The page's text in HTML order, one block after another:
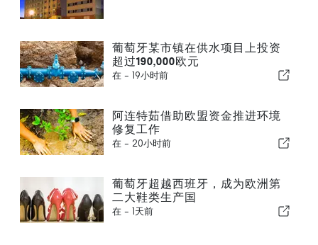
葡萄牙某市镇在供水项目上投资
超过190,000欧元
在 - 19小时前
阿连特茹借助欧盟资金推进环境
修复工作
在 - 20小时前
葡萄牙超越西班牙，成为欧洲第
二大鞋类生产国
在 - 1天前